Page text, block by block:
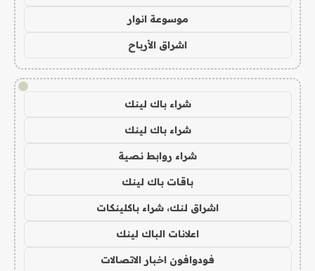
موسوعة انوار
اشراق الأرباح
!
شراء باك لينك
شراء باك لينك
شراء روابط نصية
باقات باك لينك
اشراق لنك، شراء باكلينكات
اعلانات الباك لينك
فودوافون اخبار الاتصالات